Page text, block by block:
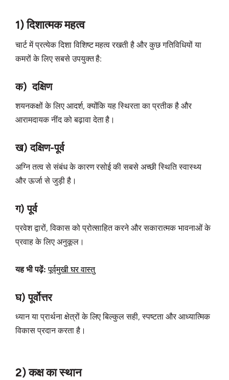
1) दिशात्मक महत्व
चार्ट में प्रत्येक दिशा विशिष्ट महत्व रखती है और कुछ गतिविधियों या
कमरों के लिए सबसे उपयुक्त है:
क) दक्षिण
शयनकक्षों के लिए आदर्श, क्योंकि यह स्थिरता का प्रतीक है और
आरामदायक नींद को बढ़ावा देता है।
ख) दक्षिण-पूर्व
अग्नि तत्व से संबंध के कारण रसोई की सबसे अच्छी स्थिति स्वास्थ्य
और ऊर्जा से जुड़ी है।
ग) पूर्व
प्रवेश द्वारों, विकास को प्रोत्साहित करने और सकारात्मक भावनाओं के
प्रवाह के लिए अनुकूल।
यह भी पढ़ें:पूर्वमुखी घर वास्तु
घ) पूर्वोत्तर
ध्यान या प्रार्थना क्षेत्रों के लिए बिल्कुल सही, स्पष्टता और आध्यात्मिक
विकास प्रदान करता है।
2) कक्ष का स्थान